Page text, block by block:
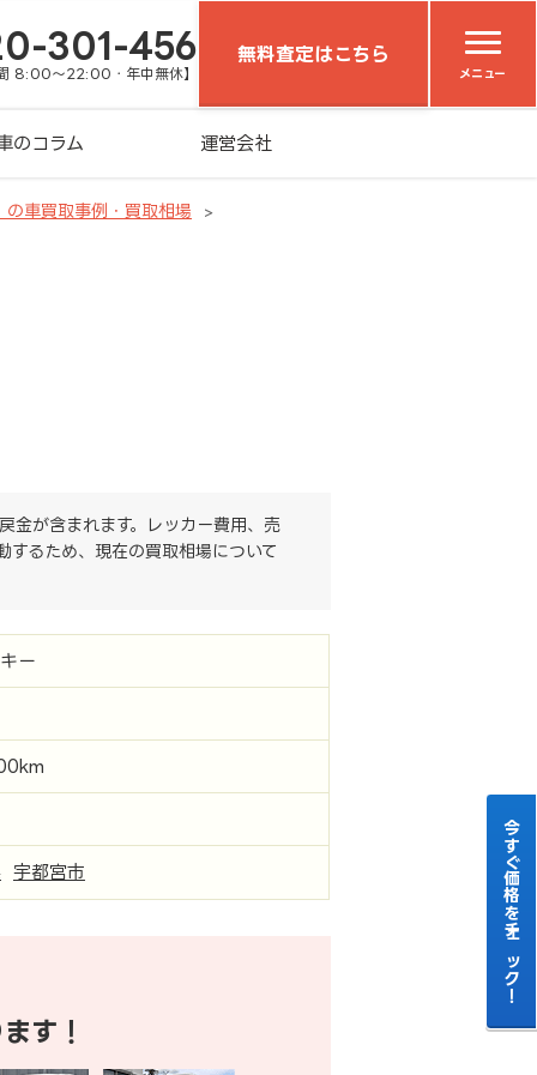
301-456
8:00～22:00・年中無休】
無料査定はこちら
メニュー
のコラム 運営会社
の車買取事例・買取相場
金が含まれます。レッカー費用、売
するため、現在の買取相場について
ー
宇都宮市
す！
今すぐ価格をチェック！